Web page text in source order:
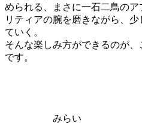
められる、まさに一石二鳥の
リティアの腕を磨きながら、
ていく。
そんな楽しみ方ができるのが
です。
みらい